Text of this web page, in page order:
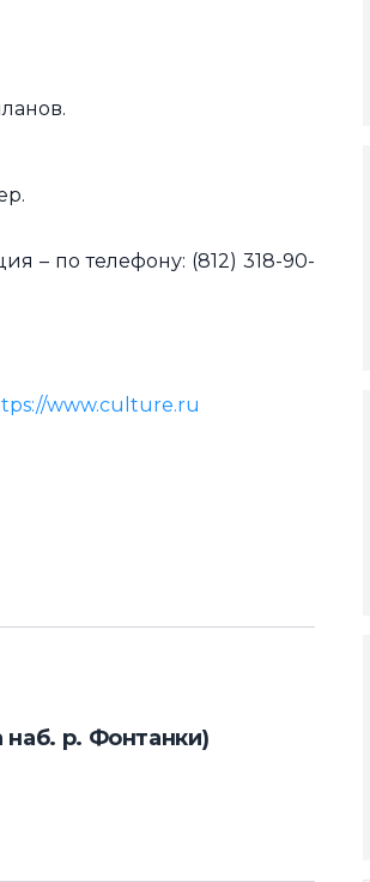
– по телефону: (812) 318-90-
www.culture.ru
наб. р. Фонтанки)